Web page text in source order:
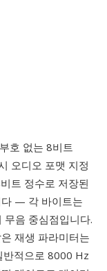
호 없는 8비트
오디오 포맷 지정
트 정수로 저장된
다 — 각 바이트는
음 중심점입니다.
재생 파라미터는
반적으로 8000 Hz